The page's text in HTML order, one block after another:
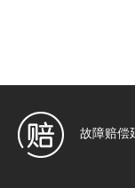
故障赔偿